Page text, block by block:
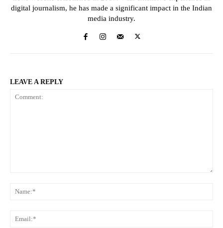
digital journalism, he has made a significant impact in the Indian
media industry.
LEAVE A REPLY